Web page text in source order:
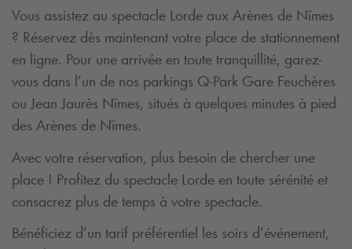
Vous assistez au spectacle Lorde aux Arènes de Nîmes
? Réservez dès maintenant votre place de stationnement
en ligne. Pour une arrivée en toute tranquillité, garez-
vous dans l’un de nos parkings Q-Park Gare Feuchères
ou Jean Jaurès Nîmes, situés à quelques minutes à pied
des Arènes de Nîmes.
Avec votre réservation, plus besoin de chercher une
place ! Profitez du spectacle Lorde en toute sérénité et
consacrez plus de temps à votre spectacle.
Bénéficiez d’un tarif préférentiel les soirs d’événement,